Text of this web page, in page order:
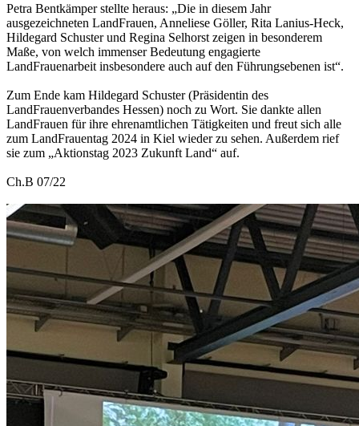
Petra Bentkämper stellte heraus: „Die in diesem Jahr
ausgezeichneten LandFrauen, Anneliese Göller, Rita Lanius-Heck,
Hildegard Schuster und Regina Selhorst zeigen in besonderem
Maße, von welch immenser Bedeutung engagierte
LandFrauenarbeit insbesondere auch auf den Führungsebenen ist“.
Zum Ende kam Hildegard Schuster (Präsidentin des
LandFrauenverbandes Hessen) noch zu Wort. Sie dankte allen
LandFrauen für ihre ehrenamtlichen Tätigkeiten und freut sich alle
zum LandFrauentag 2024 in Kiel wieder zu sehen. Außerdem rief
sie zum „Aktionstag 2023 Zukunft Land“ auf.
Ch.B 07/22